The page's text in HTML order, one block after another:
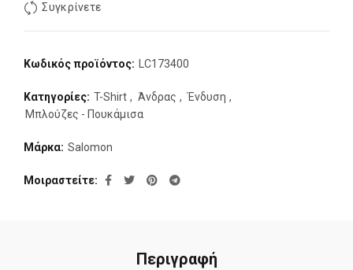
Συγκρίνετε
Κωδικός προϊόντος: LC173400
Κατηγορίες: T-Shirt , Άνδρας , Ένδυση ,
Μπλούζες - Πουκάμισα
Μάρκα: Salomon
Μοιραστείτε
Περιγραφή